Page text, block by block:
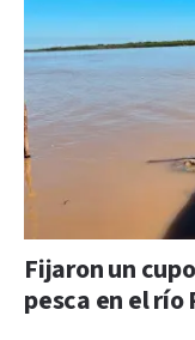
Fijaron un
pesca en el río